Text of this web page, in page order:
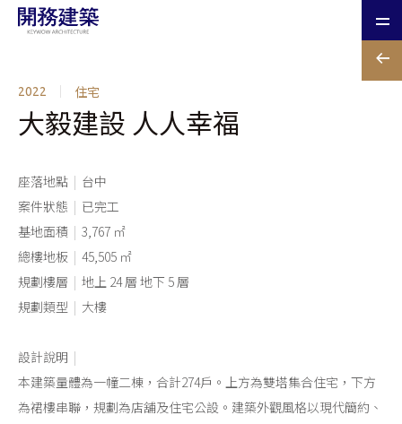
2022 住宅
大毅建設 人人幸福
座落地點 | 台中
案件狀態 | 已完工
基地面積 | 3,767 ㎡
總樓地板 | 45,505 ㎡
規劃樓層 | 地上 24 層 地下 5 層
規劃類型 | 大樓
設計說明 |
本建築量體為一幢二棟，合計274戶。上方為雙塔集合住宅，下方
為裙樓串聯，規劃為店舖及住宅公設。建築外觀風格以現代簡約、